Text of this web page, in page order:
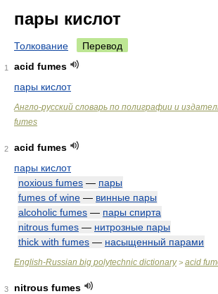
пары кислот
Толкование Перевод
1
acid fumes
пары кислот
Англо-русский словарь по полиграфии и
fumes
2
acid fumes
пары кислот
noxious fumes — пары
fumes of wine — винные пары
alcoholic fumes — пары спирта
nitrous fumes — нитрозные пары
thick with fumes — насыщенный парами
English-Russian big polytechnic dictionary> acid
3
nitrous fumes